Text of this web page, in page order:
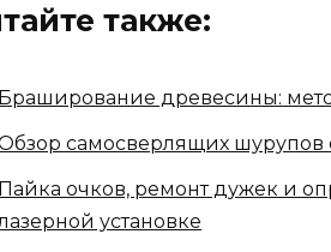
также:
Браширование древесины:
самосверлящих шурупов
Пайка очков, ремонт дужек и
установке